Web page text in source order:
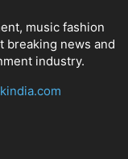
music fashion
breaking news and
industry.